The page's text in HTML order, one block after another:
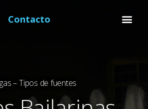
Contacto
– Tipos de fuentes